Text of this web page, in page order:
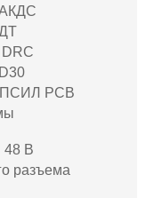
PCB
В
разъема